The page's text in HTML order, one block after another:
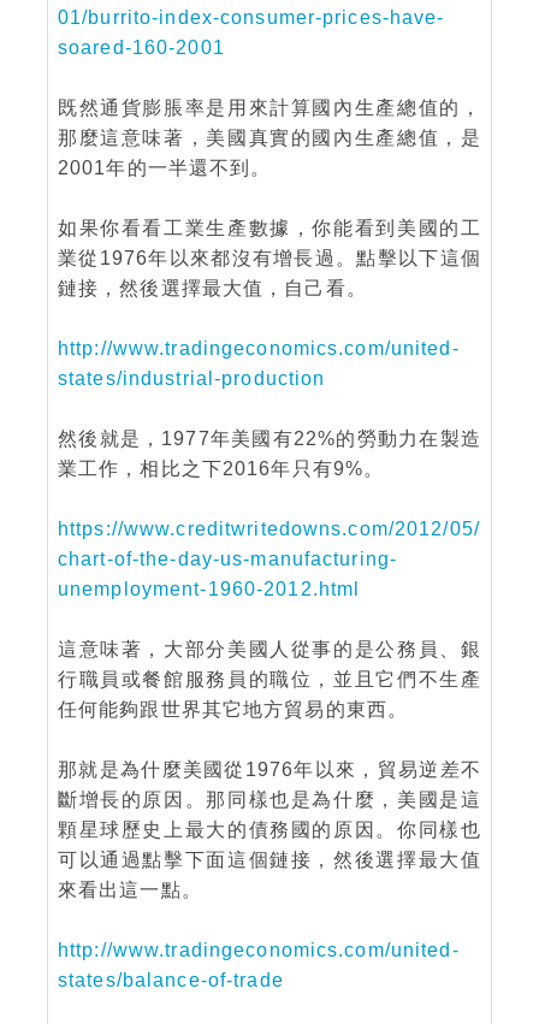
01/burrito-index-consumer-prices-have-
soared-160-2001
既然通貨膨脹率是用來計算國內生產總值的，
那麼這意味著，美國真實的國內生產總值，是
2001年的一半還不到。
如果你看看工業生產數據，你能看到美國的工
業從1976年以來都沒有增長過。點擊以下這個
鏈接，然後選擇最大值，自己看。
http://www.tradingeconomics.com/united-
states/industrial-production
然後就是，1977年美國有22%的勞動力在製造
業工作，相比之下2016年只有9%。
https://www.creditwritedowns.com/2012/05/
chart-of-the-day-us-manufacturing-
unemployment-1960-2012.html
這意味著，大部分美國人從事的是公務員、銀
行職員或餐館服務員的職位，並且它們不生產
任何能夠跟世界其它地方貿易的東西。
那就是為什麼美國從1976年以來，貿易逆差不
斷增長的原因。那同樣也是為什麼，美國是這
顆星球歷史上最大的債務國的原因。你同樣也
可以通過點擊下面這個鏈接，然後選擇最大值
來看出這一點。
http://www.tradingeconomics.com/united-
states/balance-of-trade